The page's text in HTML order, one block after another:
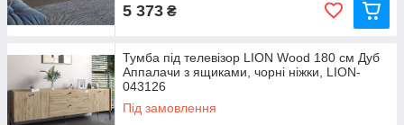
5 373 ₴
Тумба під телевізор LION Wood 180 см Дуб
Аппалачи з ящиками, чорні ніжки, LION-
043126
Під замовлення